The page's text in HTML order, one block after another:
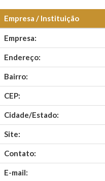
Empresa / Instituição
Empresa:
Endereço:
Bairro:
CEP:
Cidade/Estado:
Site:
Contato:
E-mail: